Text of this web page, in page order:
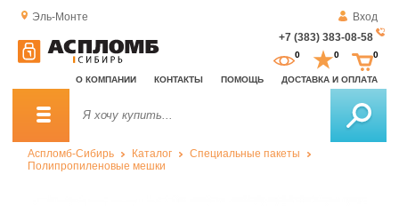
Эль-Монте
Вход
+7 (383) 383-08-58
О КОМПАНИИ КОНТАКТЫ ПОМОЩЬ ДОСТАВКА И ОПЛАТА
0 0 0
Аспломб-Сибирь Каталог
Специальные пакеты
Полипропиленовые мешки